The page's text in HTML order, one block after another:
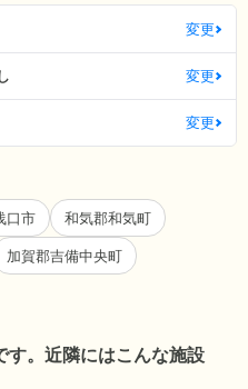
変更
変更
変更
口市 和気郡和気町
加賀郡吉備中央町
す。近隣にはこんな施設